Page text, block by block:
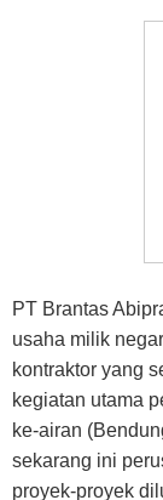
PT Brantas
usaha milik
kontraktor yang
kegiatan utama
ke-airan
sekarang ini
proyek-proyek